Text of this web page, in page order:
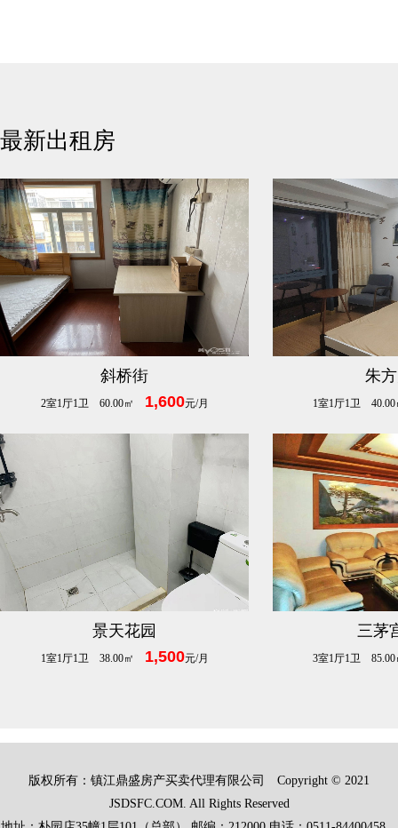
最新出租房
斜桥街
2室1厅1卫 60.00㎡ 1,600元/月
朱
1室1厅1卫
景天花园
1室1厅1卫 38.00㎡ 1,500元/月
三茅
3室1厅1卫
版权所有：镇江鼎盛房产买卖代理有限公司 Copyright © 2021
JSDSFC.COM. All Rights Reserved